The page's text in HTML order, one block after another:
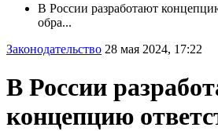
В России разработают
обра...
Законодательство 28 мая 2024, 17:22
В России
концепцию